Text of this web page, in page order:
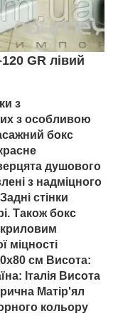
GR лівий
з
з особливою
бокс
душового
з надміцного
стінки
Також бокс
міцності
см Висота:
Італія Висота
Матір'ял
кольору